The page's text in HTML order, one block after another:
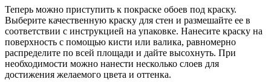
Теперь можно приступить к покраске обоев под краску.
Выберите качественную краску для стен и размешайте ее в
соответствии с инструкцией на упаковке. Нанесите краску на
поверхность с помощью кисти или валика, равномерно
распределите по всей площади и дайте высохнуть. При
необходимости можно нанести несколько слоев для
достижения желаемого цвета и оттенка.